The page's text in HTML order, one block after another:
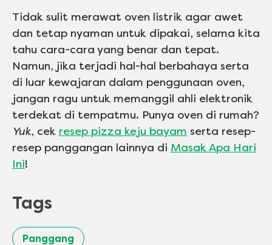
Tidak sulit merawat oven listrik agar awet
dan tetap nyaman untuk dipakai, selama kita
tahu cara-cara yang benar dan tepat.
Namun, jika terjadi hal-hal berbahaya serta
di luar kewajaran dalam penggunaan oven,
jangan ragu untuk memanggil ahli elektronik
terdekat di tempatmu. Punya oven di rumah?
Yuk, cek resep pizza keju bayam serta resep-
resep panggangan lainnya di Masak Apa Hari
Ini!
Tags
Panggang